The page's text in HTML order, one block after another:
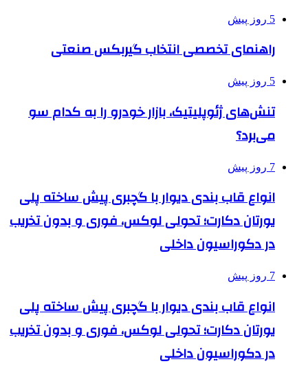
5 روز پیش
راهنمای تخصصی انتخاب گیربکس صنعتی
5 روز پیش
تنش‌های ژئوپلیتیک، بازار خودرو را به کدام سو
می‌برد؟
7 روز پیش
انواع قاب بندی دیوار با گچبری پیش ساخته پلی
یورتان دکارت؛ تحولی لوکس، فوری و بدون تخریب
در دکوراسیون داخلی
7 روز پیش
انواع قاب بندی دیوار با گچبری پیش ساخته پلی
یورتان دکارت؛ تحولی لوکس، فوری و بدون تخریب
در دکوراسیون داخلی